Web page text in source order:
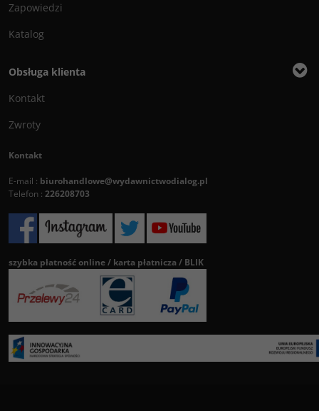
Zapowiedzi
Katalog
Obsługa klienta
Kontakt
Zwroty
Kontakt
E-mail : biurohandlowe@wydawnictwodialog.pl
Telefon : 226208703
szybka płatność online / karta płatnicza / BLIK